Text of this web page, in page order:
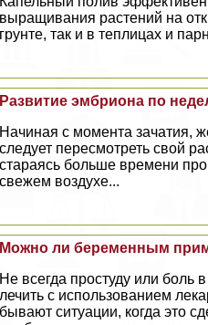
выращивания растений на
грунте, так и в теплицах и
Развитие эмбриона по
Начиная с момента зачатия,
следует пересмотреть свой
стараясь больше времени
свежем воздухе...
Можно ли беременным
Не всегда простуду или боль
лечить с использованием
бывают ситуации, когда это